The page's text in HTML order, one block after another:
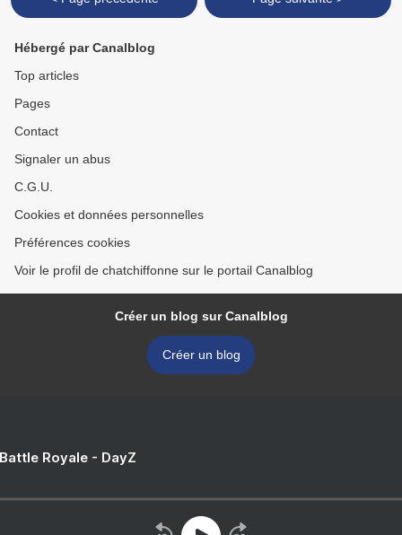
Hébergé par Canalblog
Top articles
Pages
Contact
Signaler un abus
C.G.U.
Cookies et données personnelles
Préférences cookies
Voir le profil de chatchiffonne sur le portail Canalblog
Créer un blog sur Canalblog
Créer un blog
Royale - DayZ